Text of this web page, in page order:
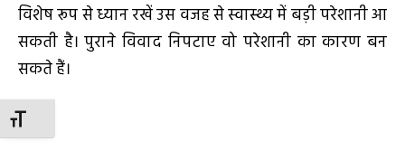
TOGGLE FONT SIZE
विशेष रूप से ध्यान रखें उस वजह से स्वास्थ्य में बड़ी परेशानी आ
सकती है। पुराने विवाद निपटाए वो परेशानी का कारण बन
सकते हैं।